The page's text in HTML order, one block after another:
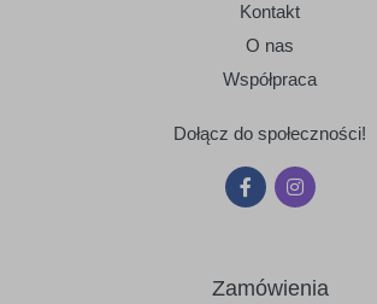
Kontakt
O nas
Współpraca
Dołącz do społeczności!
Zamówienia